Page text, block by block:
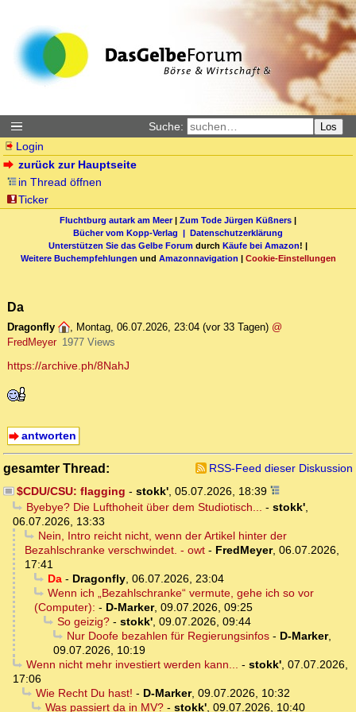
Suche: Los
Login
zurück zur Hauptseite
in Thread öffnen
Ticker
Fluchtburg autark am Meer| Zum Tode Jürgen Küßners |
Bücher vom Kopp-Verlag | Datenschutzerklärung
Unterstützen Sie das Gelbe Forum durch Käufe bei Amazon! |
Weitere Buchempfehlungen und Amazonnavigation | Cookie-Einstellungen
Da
Dragonfly , Montag, 06.07.2026, 23:04 (vor 33 Tagen) @
FredMeyer 1977 Views
https://archive.ph/8NahJ
antworten
gesamter Thread:
RSS-Feed dieser Diskussion
$CDU/CSU: flagging - stokk', 05.07.2026, 18:39
Byebye? Die Lufthoheit über dem Studiotisch... - stokk',
06.07.2026, 13:33
Nein, Intro reicht nicht, wenn der Artikel hinter der
Bezahlschranke verschwindet. - owt - FredMeyer, 06.07.2026,
17:41
Da- Dragonfly, 06.07.2026, 23:04
Wenn ich „Bezahlschranke“ vermute, gehe ich so vor
(Computer): - D-Marker, 09.07.2026, 09:25
So geizig?- stokk', 09.07.2026, 09:44
Nur Doofe bezahlen für Regierungsinfos- D-Marker,
09.07.2026, 10:19
Wenn nicht mehr investiert werden kann... - stokk', 07.07.2026,
17:06
Wie Recht Du hast! - D-Marker, 09.07.2026, 10:32
Was passiert da in MV?- stokk', 09.07.2026, 10:40